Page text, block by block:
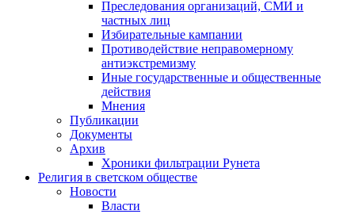
Преследования организаций, СМИ и
частных лиц
Избирательные кампании
Противодействие неправомерному
антиэкстремизму
Иные государственные и общественные
действия
Мнения
Публикации
Документы
Архив
Хроники фильтрации Рунета
Религия в светском обществе
Новости
Власти